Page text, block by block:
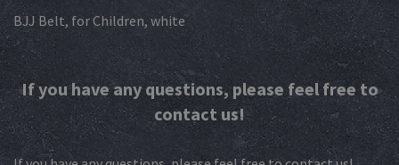
BJJ Belt, for Children, white
If you have any questions, please feel free to
contact us!